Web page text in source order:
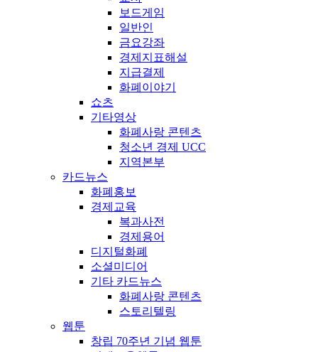
보드게임
일반인
금요강좌
경제지표해설
지급결제
화폐이야기
쇼츠
기타영상
화폐사랑 콘텐츠
청소년 경제 UCC
지역본부
카드뉴스
화폐홍보
경제교육
복과사전
경제용어
디지털화폐
소셜미디어
기타 카드뉴스
화폐사랑 콘텐츠
스토리텔링
웹툰
창립 70주년 기념 웹툰